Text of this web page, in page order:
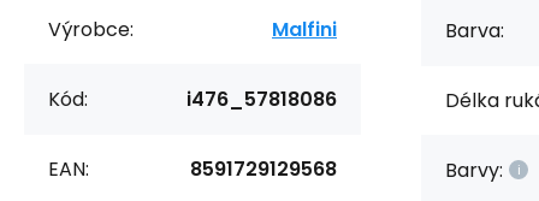
Výrobce: Malfini
Kód: i476_57818086
EAN: 8591729129568
Barva:
Délka
Barvy: